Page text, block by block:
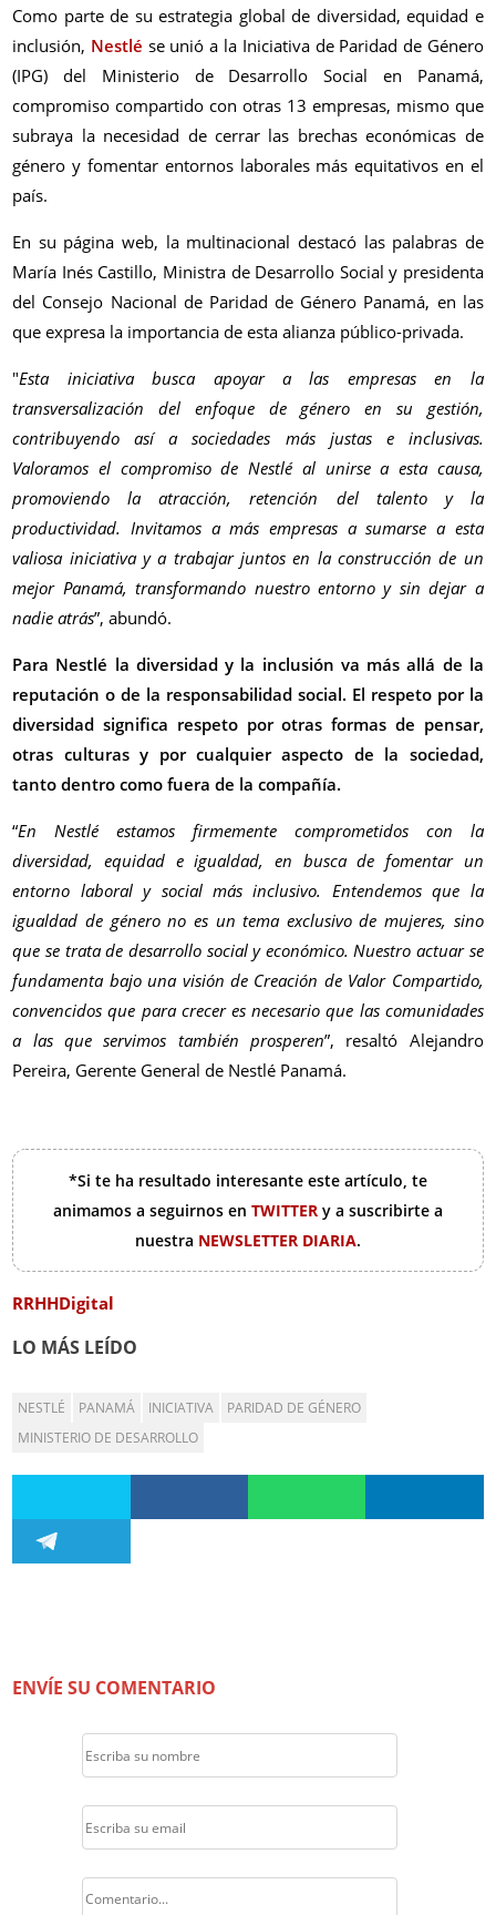
Como parte de su estrategia global de diversidad, equidad e
inclusión, Nestlé se unió a la Iniciativa de Paridad de Género
(IPG) del Ministerio de Desarrollo Social en Panamá,
compromiso compartido con otras 13 empresas, mismo que
subraya la necesidad de cerrar las brechas económicas de
género y fomentar entornos laborales más equitativos en el
país.
En su página web, la multinacional destacó las palabras de
María Inés Castillo, Ministra de Desarrollo Social y presidenta
del Consejo Nacional de Paridad de Género Panamá, en las
que expresa la importancia de esta alianza público-privada.
"Esta iniciativa busca apoyar a las empresas en la
transversalización del enfoque de género en su gestión,
contribuyendo así a sociedades más justas e inclusivas.
Valoramos el compromiso de Nestlé al unirse a esta causa,
promoviendo la atracción, retención del talento y la
productividad. Invitamos a más empresas a sumarse a esta
valiosa iniciativa y a trabajar juntos en la construcción de un
mejor Panamá, transformando nuestro entorno y sin dejar a
nadie atrás”, abundó.
Para Nestlé la diversidad y la inclusión va más allá de la
reputación o de la responsabilidad social. El respeto por la
diversidad significa respeto por otras formas de pensar,
otras culturas y por cualquier aspecto de la sociedad,
tanto dentro como fuera de la compañía.
“En Nestlé estamos firmemente comprometidos con la
diversidad, equidad e igualdad, en busca de fomentar un
entorno laboral y social más inclusivo. Entendemos que la
igualdad de género no es un tema exclusivo de mujeres, sino
que se trata de desarrollo social y económico. Nuestro actuar se
fundamenta bajo una visión de Creación de Valor Compartido,
convencidos que para crecer es necesario que las comunidades
a las que servimos también prosperen”, resaltó Alejandro
Pereira, Gerente General de Nestlé Panamá.
*Si te ha resultado interesante este artículo, te
animamos a seguirnos en TWITTER y a suscribirte a
nuestra NEWSLETTER DIARIA.
RRHHDigital
LO MÁS LEÍDO
NESTLÉ PANAMÁ INICIATIVA
PARIDAD DE GÉNERO
MINISTERIO DE DESARROLLO
ENVÍE SU COMENTARIO